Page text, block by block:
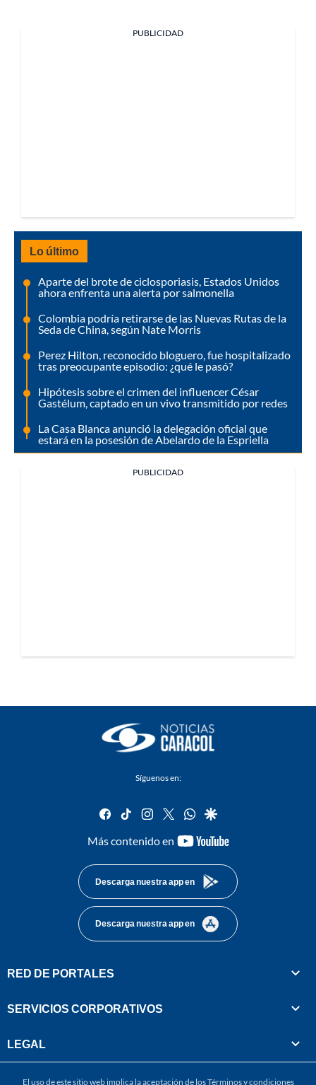
PUBLICIDAD
Lo último
Aparte del brote de ciclosporiasis, Estados Unidos
ahora enfrenta una alerta por salmonella
Colombia podría retirarse de las Nuevas Rutas de la
Seda de China, según Nate Morris
Perez Hilton, reconocido bloguero, fue hospitalizado
tras preocupante episodio: ¿qué le pasó?
Hipótesis sobre el crimen del influencer César
Gastélum, captado en un vivo transmitido por redes
La Casa Blanca anunció la delegación oficial que
estará en la posesión de Abelardo de la Espriella
PUBLICIDAD
Síguenos en:
facebook
tiktok instagram
twitterwhatsapp
google
Más contenido en
youtube-
Descarga nuestra app en
Descarga nuestra app en
RED DE PORTALES
SERVICIOS CORPORATIVOS
LEGAL
El uso de este sitio web implica la aceptación de losTérminos y condiciones